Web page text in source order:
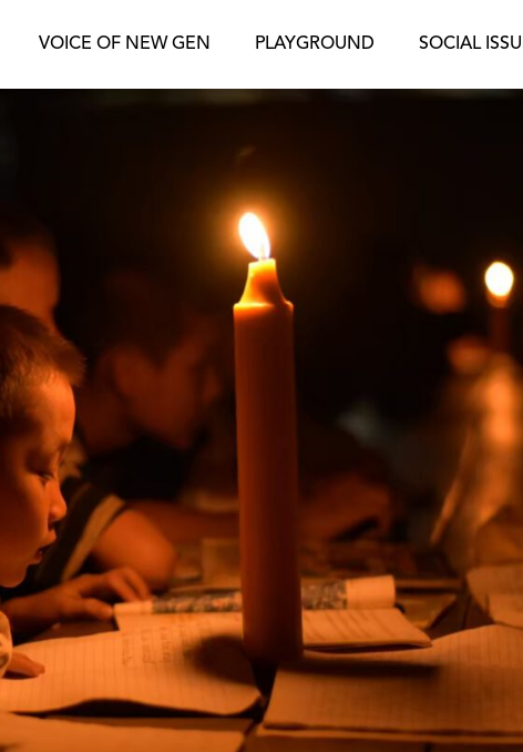
VOICE OF NEW GEN PLAYGROUND SOCIAL